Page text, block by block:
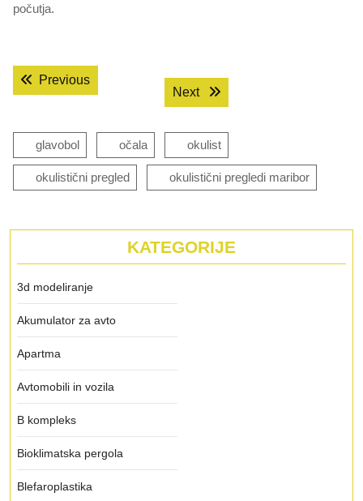
počutja.
Navigacija
prispevka
PreviousPrevious post:
Next
Next post:
glavobol očala okulist
okulistični pregled okulistični pregledi maribor
KATEGORIJE
3d modeliranje
Akumulator za avto
Apartma
Avtomobili in vozila
B kompleks
Bioklimatska pergola
Blefaroplastika